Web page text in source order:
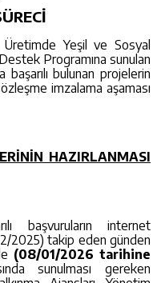
Üretimde Yeşil ve Sosyal
Destek Programına sunulan
bulunan projelerin
imzalama aşaması
HAZIRLANMASI
başvuruların internet
2025) takip eden günden
(08/01/2026 tarihine
sunulması gereken